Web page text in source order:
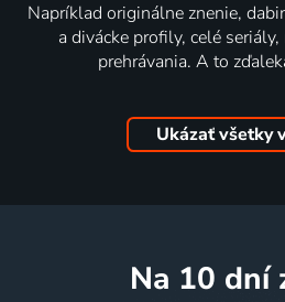
Napríklad originálne znenie,
a divácke profily, celé
prehrávania. A to
Ukázať všetky
na 10 dní